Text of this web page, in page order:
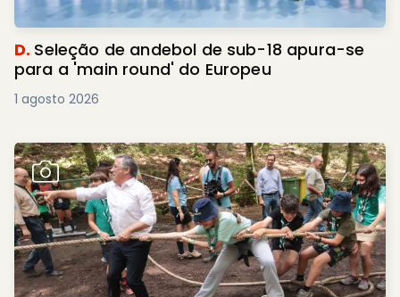
D. Seleção de andebol de sub-18 apura-se
para a 'main round' do Europeu
1 agosto 2026